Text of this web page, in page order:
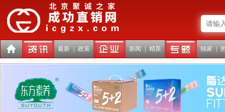
最新 政策 新闻 精英 独家